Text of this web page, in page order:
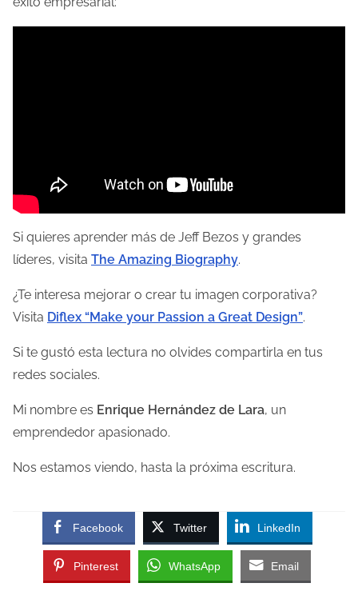
Si quieres aprender más de Jeff Bezos y grandes
líderes, visita The Amazing Biography.
¿Te interesa mejorar o crear tu imagen corporativa?
Visita Diflex “Make your Passion a Great Design”.
Si te gustó esta lectura no olvides compartirla en tus
redes sociales.
Mi nombre es Enrique Hernández de Lara, un
emprendedor apasionado.
Nos estamos viendo, hasta la próxima escritura.
Facebook Twitter LinkedIn
Pinterest WhatsApp Email